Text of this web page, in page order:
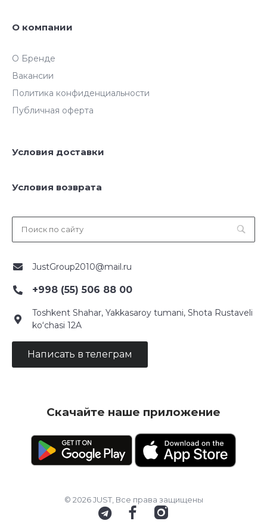
О компании
О Бренде
Вакансии
Политика конфиденциальности
Публичная оферта
Условия доставки
Условия возврата
JustGroup2010@mail.ru
+998 (55) 506 88 00
Toshkent Shahar, Yakkasaroy tumani, Shota Rustaveli
ko‘chasi 12A
Написать в телеграм
Скачайте наше приложение
© 2026 JUST, Все права защищены